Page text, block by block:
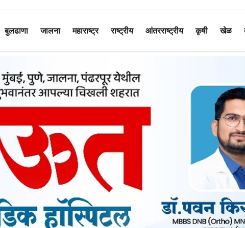
बुलढाणा जालना महाराष्ट्र राष्ट्रीय आंतरराष्ट्रीय कृषी खेळ